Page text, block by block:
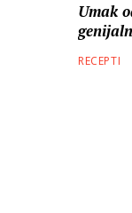
Umak
RECEPTI